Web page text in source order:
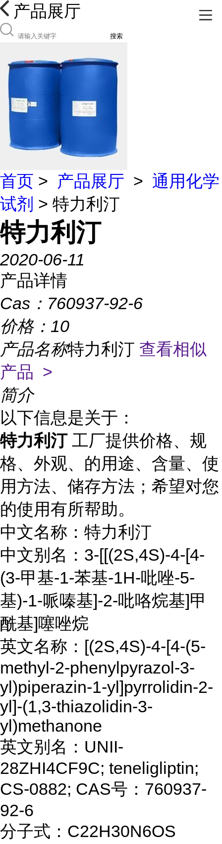
产品展厅
搜索
首页 > 产品展厅 > 通用化学
试剂 > 特力利汀
特力利汀
2020-06-11
产品详情
Cas： 760937-92-6
价格： 10
产品名称特力利汀 查看相似
产品 >
简介
以下信息是关于：
特力利汀工厂提供价格、规
格、外观、的用途、含量、使
用方法、储存方法；希望对您
的使用有所帮助。
中文名称：特力利汀
中文别名：3-[[(2S,4S)-4-[4-
(3-甲基-1-苯基-1H-吡唑-5-
基)-1-哌嗪基]-2-吡咯烷基]甲
酰基]噻唑烷
英文名称：[(2S,4S)-4-[4-(5-
methyl-2-phenylpyrazol-3-
yl)piperazin-1-yl]pyrrolidin-2-
yl]-(1,3-thiazolidin-3-
yl)methanone
英文别名：UNII-
28ZHI4CF9C; teneligliptin;
CS-0882; CAS号：760937-
92-6
分子式：C22H30N6OS